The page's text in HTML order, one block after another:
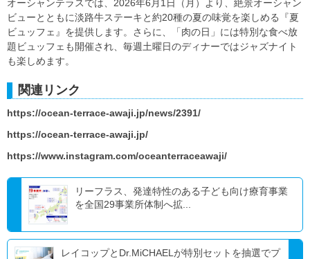
オーシャンテラスでは、2026年6月1日（月）より、絶景オーシャン
ビューとともに淡路牛ステーキと約20種の夏の味覚を楽しめる『夏
ビュッフェ』を提供します。さらに、「肉の日」には特別な食べ放
題ビュッフェも開催され、毎週土曜日のディナーではジャズナイト
も楽しめます。
関連リンク
https://ocean-terrace-awaji.jp/news/2391/
https://ocean-terrace-awaji.jp/
https://www.instagram.com/oceanterraceawaji/
リーフラス、発達特性のある子ども向け療育事業
を全国29事業所体制へ拡...
レイコップとDr.MiCHAELが特別セットを抽選でプ